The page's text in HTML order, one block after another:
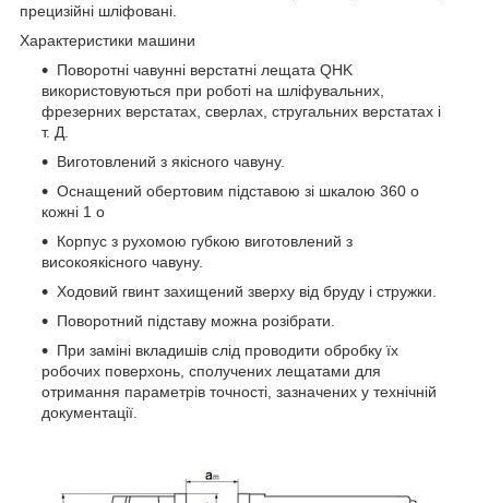
прецизійні шліфовані.
Характеристики машини
Поворотні чавунні верстатні лещата QHK
використовуються при роботі на шліфувальних,
фрезерних верстатах, сверлах, стругальних верстатах і
т. Д.
Виготовлений з якісного чавуну.
Оснащений обертовим підставою зі шкалою 360 o
кожні 1 o
Корпус з рухомою губкою виготовлений з
високоякісного чавуну.
Ходовий гвинт захищений зверху від бруду і стружки.
Поворотний підставу можна розібрати.
При заміні вкладишів слід проводити обробку їх
робочих поверхонь, сполучених лещатами для
отримання параметрів точності, зазначених у технічній
документації.